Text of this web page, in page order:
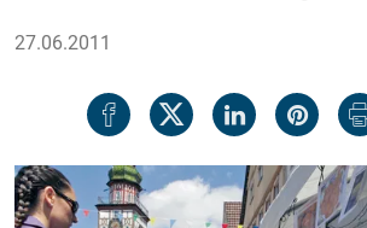
27.06.2011